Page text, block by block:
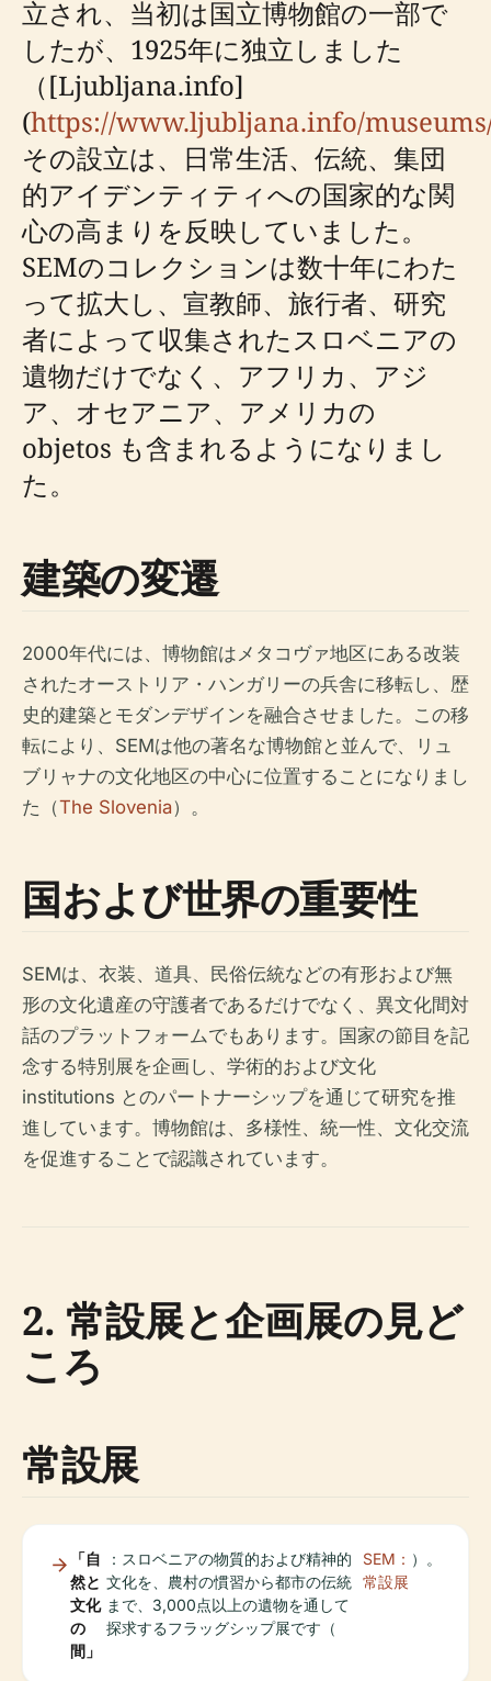
立され、当初は国立博物館の一部で
したが、1925年に独立しました
（[Ljubljana.info]
(https://www.ljubljana.info/
その設立は、日常生活、伝統、集団
的アイデンティティへの国家的な関
心の高まりを反映していました。
SEMのコレクションは数十年にわた
って拡大し、宣教師、旅行者、研究
者によって収集されたスロベニアの
遺物だけでなく、アフリカ、アジ
ア、オセアニア、アメリカの
objetos も含まれるようになりまし
た。
建築の変遷
2000年代には、博物館はメタコヴァ地区にある改装
されたオーストリア・ハンガリーの兵舎に移転し、歴
史的建築とモダンデザインを融合させました。この移
転により、SEMは他の著名な博物館と並んで、リュ
ブリャナの文化地区の中心に位置することになりまし
た（The Slovenia）。
国および世界の重要性
SEMは、衣装、道具、民俗伝統などの有形および無
形の文化遺産の守護者であるだけでなく、異文化間対
話のプラットフォームでもあります。国家の節目を記
念する特別展を企画し、学術的および文化
institutions とのパートナーシップを通じて研究を推
進しています。博物館は、多様性、統一性、文化交流
を促進することで認識されています。
2. 常設展と企画展の見ど
ころ
常設展
「自
然と
文化
の
間」
：スロベニアの物質的および精神的
文化を、農村の慣習から都市の伝統
まで、3,000点以上の遺物を通して
探求するフラッグシップ展です（
SEM：
常設展
）。